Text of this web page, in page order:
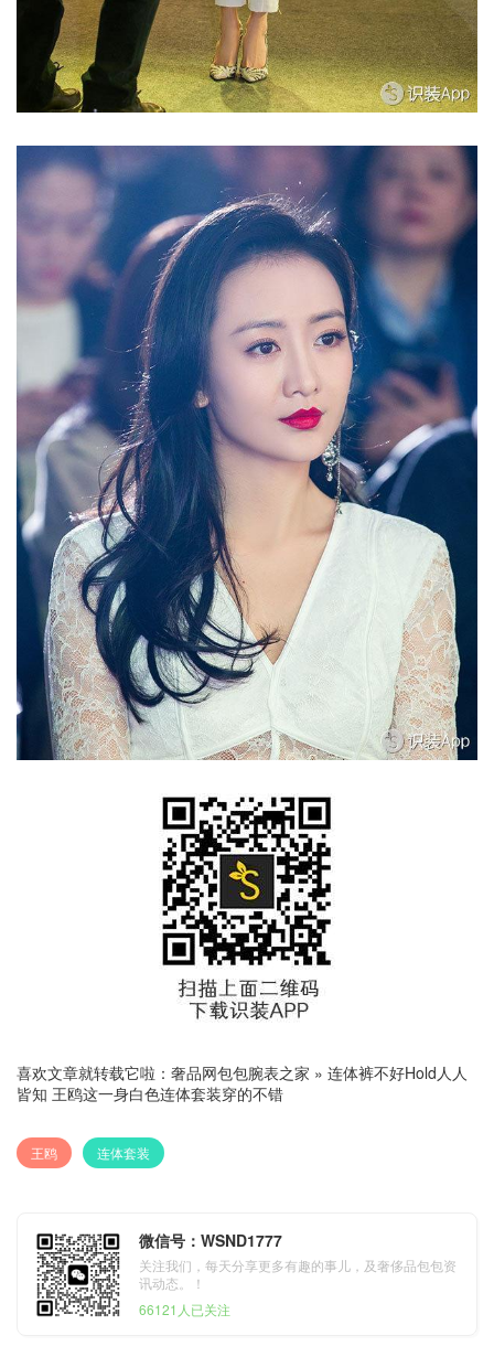
喜欢文章就转载它啦： 奢品网包包腕表之家 » 连体裤不好Hold人人
皆知 王鸥这一身白色连体套装穿的不错
王鸥 连体套装
微信号：WSND1777
关注我们，每天分享更多有趣的事儿，及奢侈品包包资
讯动态。！
66121人已关注